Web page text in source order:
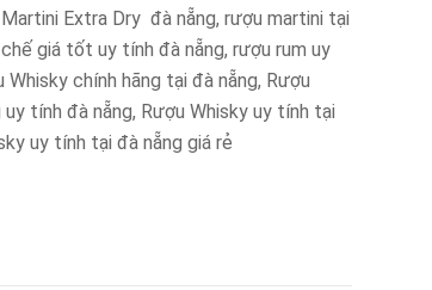
Extra Dry đà nẵng,rượu martini tại
giá tốt uy tính đà nẵng,rượu rum uy
Whisky chính hãng tại đà nẵng, Rượu
uy tính đà nẵng, Rượu Whisky uy tính tại
uy tính tại đà nẵng giá rẻ